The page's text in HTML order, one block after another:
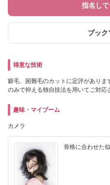
指名し
ブック
得意な技術
癖毛、困難毛のカットに定評がありま
のみで抑える独自技法を用いてご対応
趣味・マイブーム
カメラ
骨格に合わせた